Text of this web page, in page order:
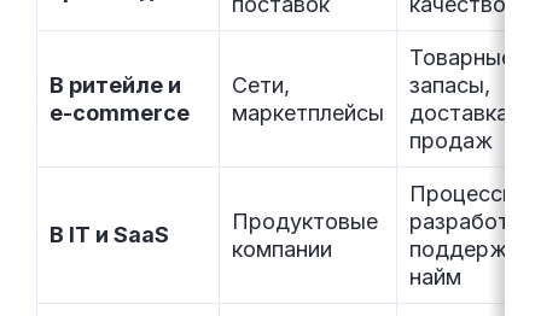
В ритейле и
e-commerce
Сети,
маркетплейсы
Товарные
запасы,
доставка,
продаж
В IT и SaaS
Продуктовые
компании
Процессы
разработки,
поддержка,
найм